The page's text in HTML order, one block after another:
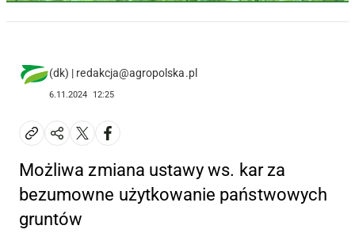
(dk) | redakcja@agropolska.pl
6.11.2024 12:25
Możliwa zmiana ustawy ws. kar za
bezumowne użytkowanie państwowych
gruntów